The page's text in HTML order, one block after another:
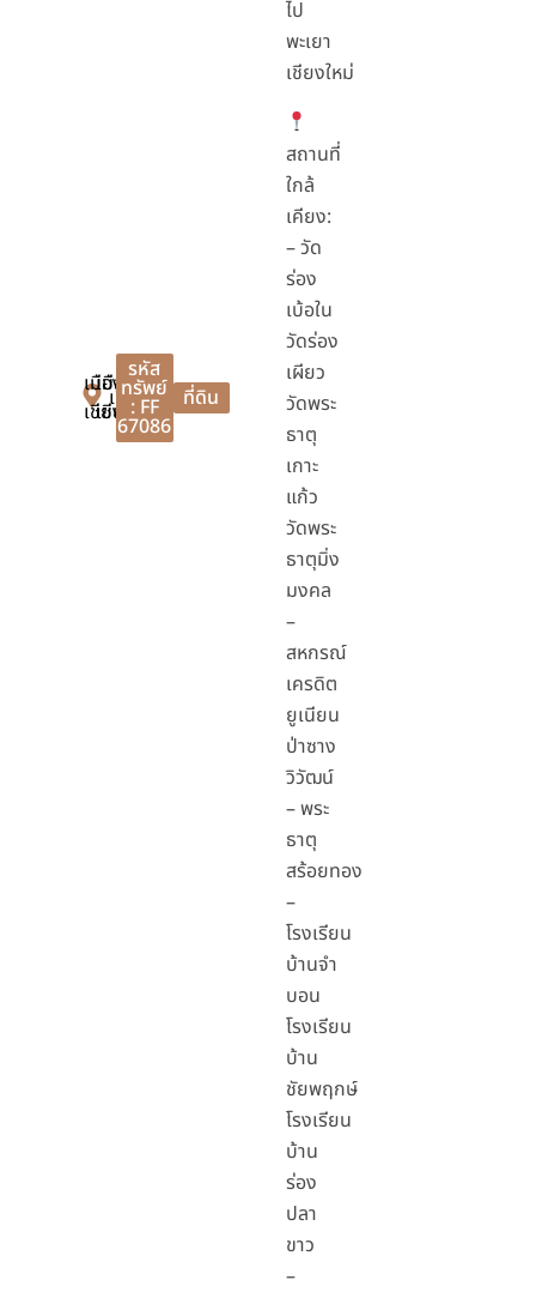
เมือง
เชียงราย
เมือง
เชียงราย
เชียงราย
รหัส
ทรัพย์
: FF
67086
ที่ดิน
ไป
พะเยา
เชียงใหม่
สถานที่
ใกล้
เคียง:
– วัด
ร่อง
เบ้อใน
วัดร่อง
เผียว
วัดพระ
ธาตุ
เกาะ
แก้ว
วัดพระ
ธาตุมิ่ง
มงคล
–
สหกรณ์
เครดิต
ยูเนียน
ป่าซาง
วิวัฒน์
– พระ
ธาตุ
สร้อยทอง
–
โรงเรียน
บ้านจำ
บอน
โรงเรียน
บ้าน
ชัยพฤกษ์
โรงเรียน
บ้าน
ร่อง
ปลา
ขาว
–